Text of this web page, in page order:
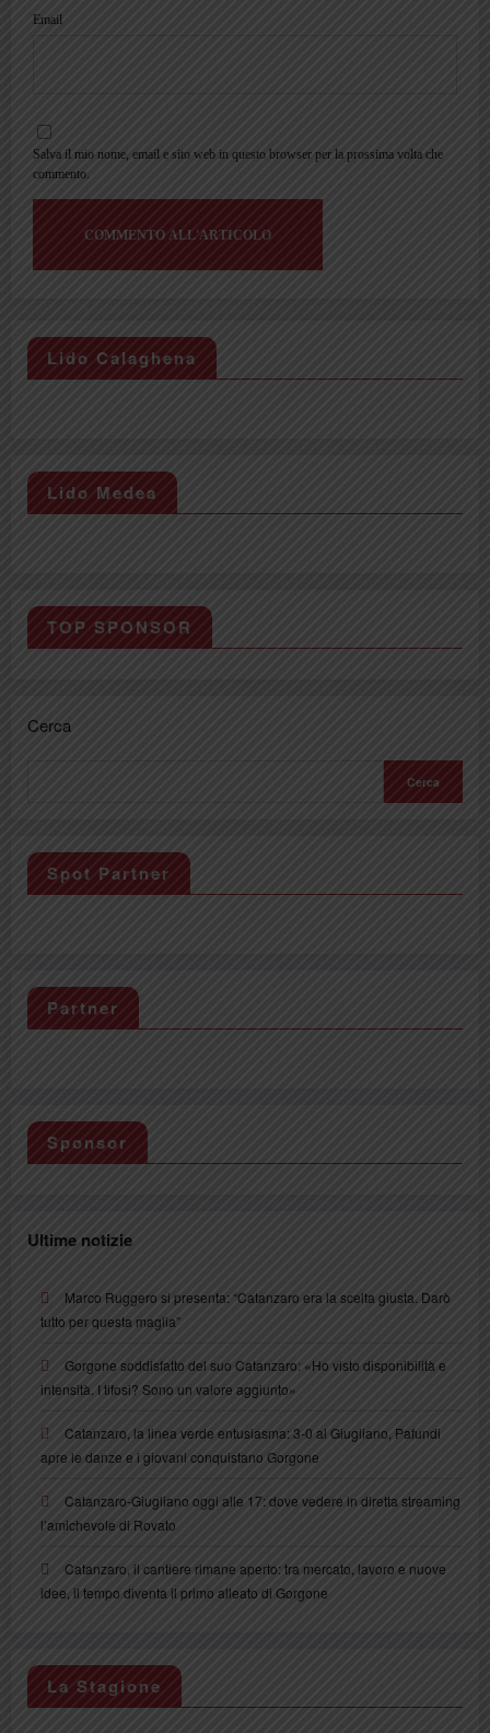
Email
Salva il mio nome, email e sito web in questo browser per la prossima volta che
commento.
Lido Calaghena
Lido Medea
TOP SPONSOR
Cerca
Cerca
Spot Partner
Partner
Sponsor
Ultime notizie
Marco Ruggero si presenta: “Catanzaro era la scelta giusta. Darò
tutto per questa maglia”
Gorgone soddisfatto del suo Catanzaro: «Ho visto disponibilità e
intensità. I tifosi? Sono un valore aggiunto»
Catanzaro, la linea verde entusiasma: 3-0 al Giugliano, Pafundi
apre le danze e i giovani conquistano Gorgone
Catanzaro-Giugliano oggi alle 17: dove vedere in diretta streaming
l’amichevole di Rovato
Catanzaro, il cantiere rimane aperto: tra mercato, lavoro e nuove
idee, il tempo diventa il primo alleato di Gorgone
La Stagione